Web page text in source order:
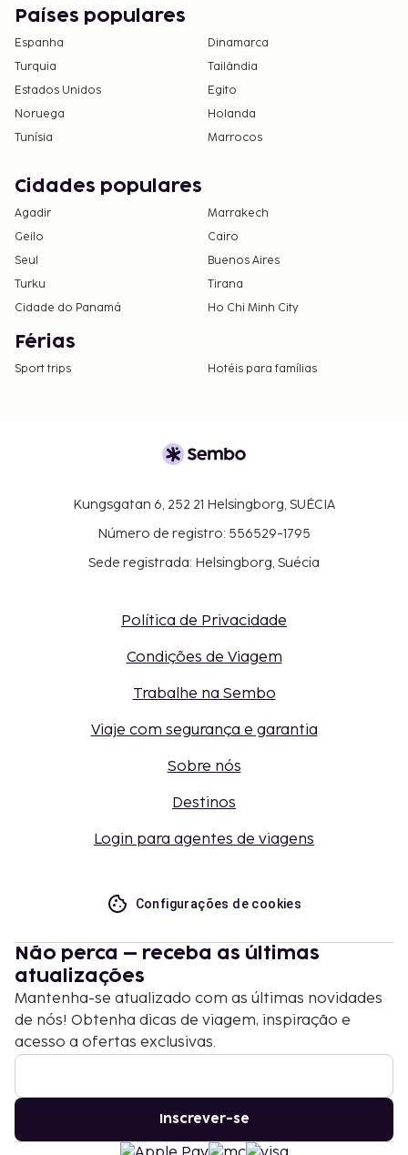
Países populares
Espanha
Dinamarca
Turquia
Tailândia
Estados Unidos
Egito
Noruega
Holanda
Tunísia
Marrocos
Cidades populares
Agadir
Marrakech
Geilo
Cairo
Seul
Buenos Aires
Turku
Tirana
Cidade do Panamá
Ho Chi Minh City
Férias
Sport trips Hotéis para famílias
Kungsgatan 6, 252 21 Helsingborg, SUÉCIA
Número de registro: 556529-1795
Sede registrada: Helsingborg, Suécia
Política de Privacidade
Condições de Viagem
Trabalhe na Sembo
Viaje com segurança e garantia
Sobre nós
Destinos
Login para agentes de viagens
Configurações de cookies
Não perca – receba as últimas
atualizações
Mantenha-se atualizado com as últimas novidades
de nós! Obtenha dicas de viagem, inspiração e
acesso a ofertas exclusivas.
Inscrever-se